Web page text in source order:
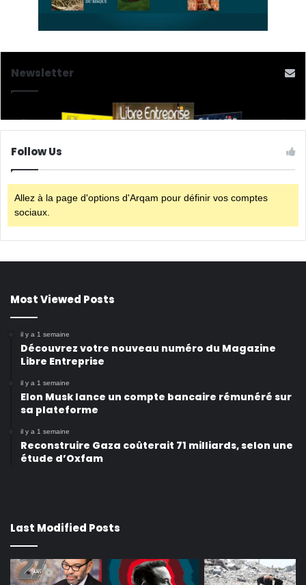
Newsletter
Follow Us
Allez à la page d'options d'Arqam pour définir vos comptes
sociaux.
Most Viewed Posts
il y a 1 semaine
Découvrez votre nouveau numéro du Magazine
Libre Entreprise
il y a 1 semaine
Elon Musk lance un compte bancaire rémunéré sur
sa plateforme
il y a 1 semaine
Reconstruire Gaza coûterait 71 milliards, selon une
étude d’Oxfam
Last Modified Posts